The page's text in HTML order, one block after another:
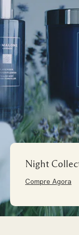
Night
Compre Agora